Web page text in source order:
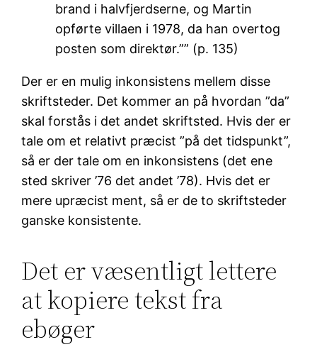
brand i halvfjerdserne, og Martin
opførte villaen i 1978, da han overtog
posten som direktør.”” (p. 135)
Der er en mulig inkonsistens mellem disse
skriftsteder. Det kommer an på hvordan ”da”
skal forstås i det andet skriftsted. Hvis der er
tale om et relativt præcist ”på det tidspunkt”,
så er der tale om en inkonsistens (det ene
sted skriver ’76 det andet ’78). Hvis det er
mere upræcist ment, så er de to skriftsteder
ganske konsistente.
Det er væsentligt lettere
at kopiere tekst fra
ebøger